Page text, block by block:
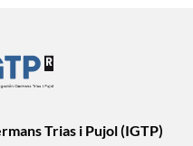
Trias i Pujol (IGTP)